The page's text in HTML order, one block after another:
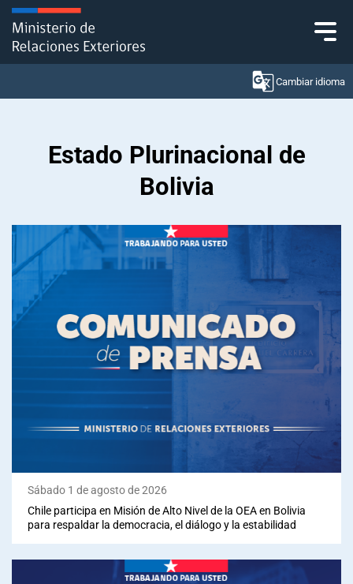
Click acá para ir directamente al contenido
Cambiar idioma
Ministerio
Embajadas y consulados
Servicios ciudadanos
Subsecretaría de Relaciones Económicas
Internacionales
Sala de prensa
Estado Plurinacional de
Bolivia
Sábado 1 de agosto de 2026
Chile participa en Misión de Alto Nivel de la OEA en Bolivia
para respaldar la democracia, el diálogo y la estabilidad